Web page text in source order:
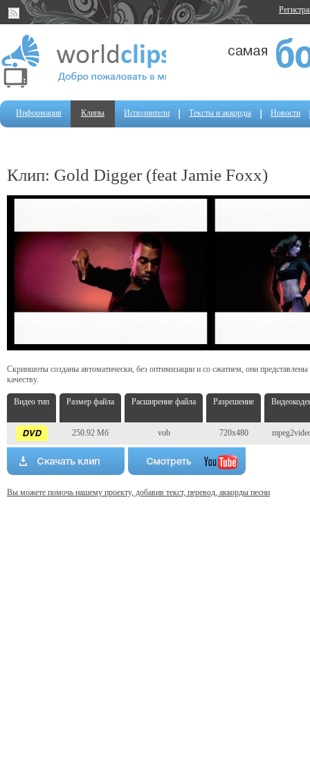
Информация Клипы Исполнители Тексты и аккорды Новости
Клип: Gold Digger (feat Jamie Foxx)
Скриншоты созданы автоматически, без оптимизации и со сжатием, они
качеству.
Видео тип Размер файла Расширение файла Разрешение
250.92 Мб vob 720x480
Вы можете помочь нашему проекту, добавив текст, перевод, аккорды песни